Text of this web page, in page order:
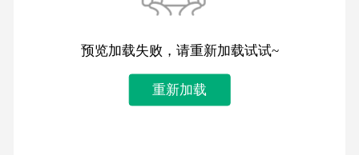
预览加载失败，请重新加载试试~
重新加载